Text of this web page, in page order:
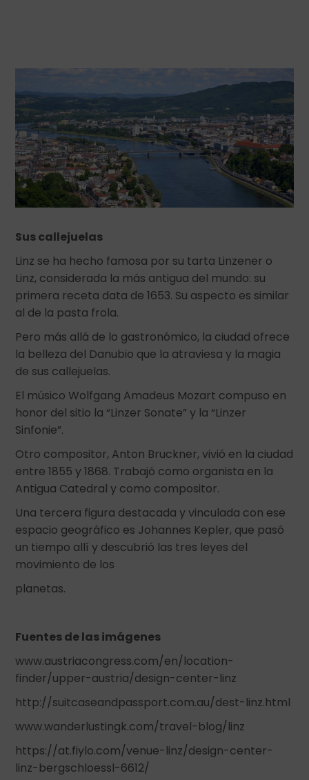
Sus callejuelas
Linz se ha hecho famosa por su tarta Linzener o
Linz, considerada la más antigua del mundo: su
primera receta data de 1653. Su aspecto es similar
al de la pasta frola.
Pero más allá de lo gastronómico, la ciudad ofrece
la belleza del Danubio que la atraviesa y la magia
de sus callejuelas.
El músico Wolfgang Amadeus Mozart compuso en
honor del sitio la “Linzer Sonate” y la “Linzer
Sinfonie”.
Otro compositor, Anton Bruckner, vivió en la ciudad
entre 1855 y 1868. Trabajó como organista en la
Antigua Catedral y como compositor.
Una tercera figura destacada y vinculada con ese
espacio geográfico es Johannes Kepler, que pasó
un tiempo allí y descubrió las tres leyes del
movimiento de los
planetas.
Fuentes de las imágenes
www.austriacongress.com/en/location-
finder/upper-austria/design-center-linz
http://suitcaseandpassport.com.au/dest-linz.html
www.wanderlustingk.com/travel-blog/linz
https://at.fiylo.com/venue-linz/design-center-
linz-bergschloessl-6612/